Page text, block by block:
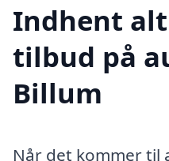
Indhent
tilbud på
Billum
Når det kommer til